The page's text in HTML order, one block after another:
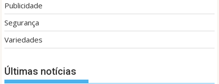
Publicidade
Segurança
Variedades
Últimas notícias